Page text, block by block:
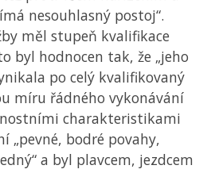
nesouhlasný postoj“.
měl stupeň kvalifikace
byl hodnocen tak, že „jeho
po celý kvalifikovaný
míru řádného vykonávání
charakteristikami
„pevné, bodré povahy,
a byl plavcem, jezdcem